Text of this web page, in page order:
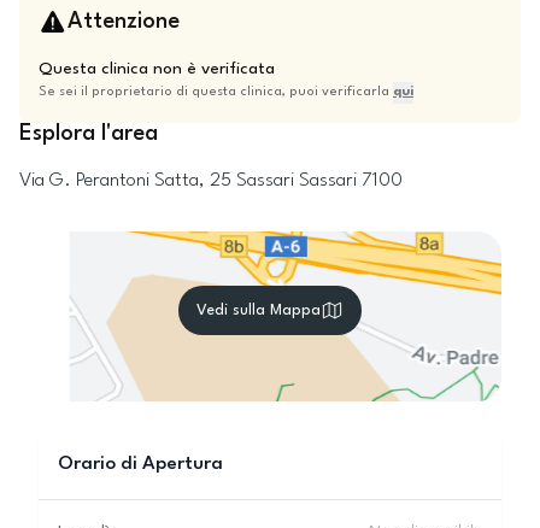
Attenzione
Questa clinica non è verificata
Se sei il proprietario di questa clinica, puoi verificarla qui
Esplora l'area
Via G. Perantoni Satta, 25 Sassari Sassari 7100
Vedi sulla Mappa
Orario di Apertura